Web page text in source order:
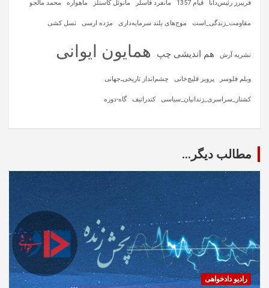
فریبرز رئیس‌دانا قیام 1357 مانفرد فاسلر مانوئل کاستلز ماهواره‌ محمد مالجو
مقاومت_زندگی_است موج‌های بلند سرمایه‌داری مژده ارسی نسل کشی
نشریه آرش هم اندیشی چپ همایون ایوانی
ویلم فلوسر پرویز قلیچ‌خانی چشم‌انداز تاریخی‌ـ‌جهانی
کشتار_سراسری_زندانیان_سیاسی کندراتیف گاه-دوره
مطالب دیگر...
رادیو دادخواهی